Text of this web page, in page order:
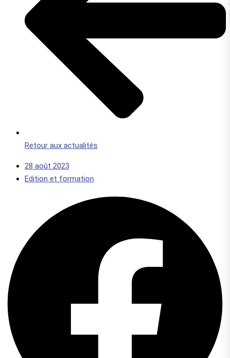
Retour aux actualités
28 août 2023
Edition et formation